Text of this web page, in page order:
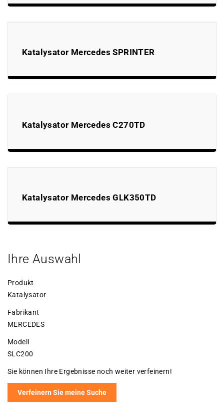
Katalysator Mercedes SPRINTER
Katalysator Mercedes C270TD
Katalysator Mercedes GLK350TD
Ihre Auswahl
Produkt
Katalysator
Fabrikant
MERCEDES
Modell
SLC200
Sie können Ihre Ergebnisse noch weiter verfeinern!
Verfeinern Sie meine Suche